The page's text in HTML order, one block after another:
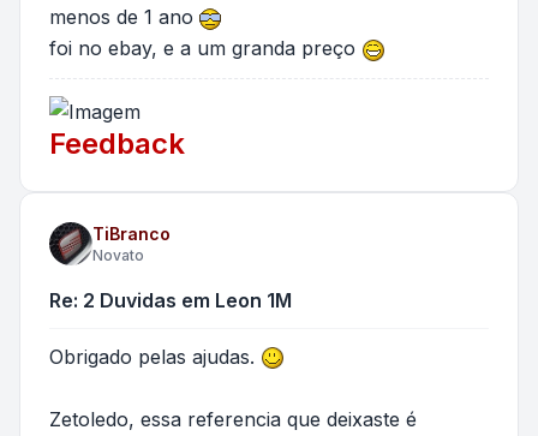
menos de 1 ano
foi no ebay, e a um granda preço
Feedback
TiBranco
Novato
Re: 2 Duvidas em Leon 1M
Obrigado pelas ajudas.
Zetoledo, essa referencia que deixaste é